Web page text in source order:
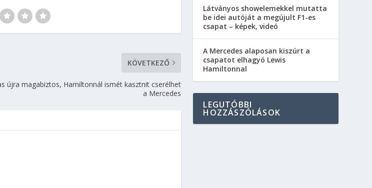
KÖVETKEZŐ
újra magabiztos, Hamiltonnál ismét kasztnit cserélhet
a Mercedes
Látványos showelemekkel mutatta
be idei autóját a megújult F1-es
csapat – képek, videó
A Mercedes alaposan kiszúrt a
csapatot elhagyó Lewis
Hamiltonnal
LEGUTÓBBI
HOZZÁSZÓLÁSOK